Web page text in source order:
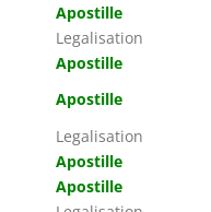
Apostille
Legalisation
Apostille
Apostille
Legalisation
Apostille
Apostille